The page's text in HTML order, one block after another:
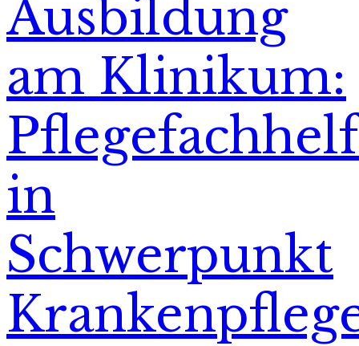
Ausbildung
am Klinikum:
in
Schwerpunkt